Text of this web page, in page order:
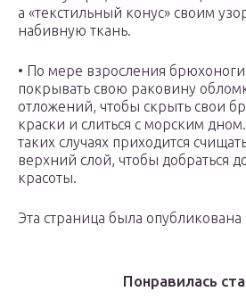
а «текстильный конус» своим
набивную ткань.
• По мере взросления
покрывать свою раковину
отложений, чтобы скрыть свои
краски и слиться с морским
таких случаях приходится
верхний слой, чтобы добраться
красоты.
Эта страница была
Понравилась